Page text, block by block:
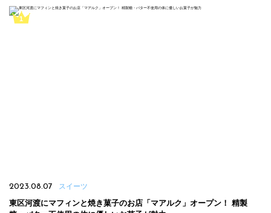
2023.08.07 スイーツ
東区河渡にマフィンと焼き菓子のお店「マアルク」オープン！ 精製